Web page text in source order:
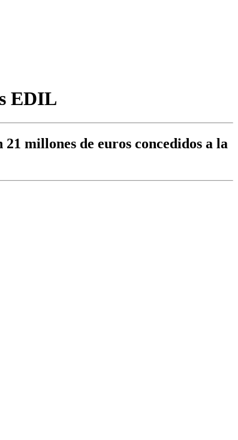
EDIL
millones de euros concedidos a la